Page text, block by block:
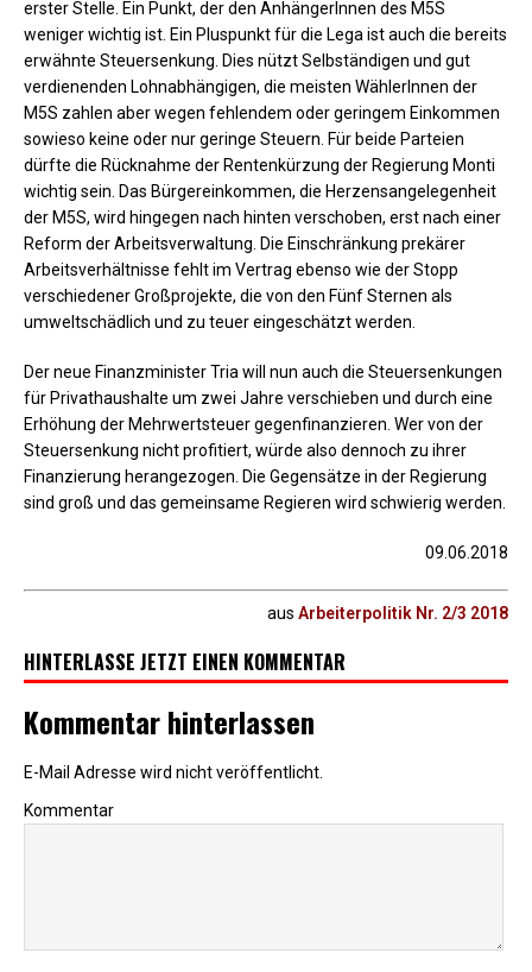
erster Stelle. Ein Punkt, der den AnhängerInnen des M5S
weniger wichtig ist. Ein Pluspunkt für die Lega ist auch die bereits
erwähnte Steuersenkung. Dies nützt Selbständigen und gut
verdienenden Lohnabhängigen, die meisten WählerInnen der
M5S zahlen aber wegen fehlendem oder geringem Einkommen
sowieso keine oder nur geringe Steuern. Für beide Parteien
dürfte die Rücknahme der Rentenkürzung der Regierung Monti
wichtig sein. Das Bürgereinkommen, die Herzensangelegenheit
der M5S, wird hingegen nach hinten verschoben, erst nach einer
Reform der Arbeitsverwaltung. Die Einschränkung prekärer
Arbeitsverhältnisse fehlt im Vertrag ebenso wie der Stopp
verschiedener Großprojekte, die von den Fünf Sternen als
umweltschädlich und zu teuer eingeschätzt werden.
Der neue Finanzminister Tria will nun auch die Steuersenkungen
für Privathaushalte um zwei Jahre verschieben und durch eine
Erhöhung der Mehrwertsteuer gegenfinanzieren. Wer von der
Steuersenkung nicht profitiert, würde also dennoch zu ihrer
Finanzierung herangezogen. Die Gegensätze in der Regierung
sind groß und das gemeinsame Regieren wird schwierig werden.
09.06.2018
aus Arbeiterpolitik Nr. 2/3 2018
HINTERLASSE JETZT EINEN KOMMENTAR
Kommentar hinterlassen
E-Mail Adresse wird nicht veröffentlicht.
Kommentar